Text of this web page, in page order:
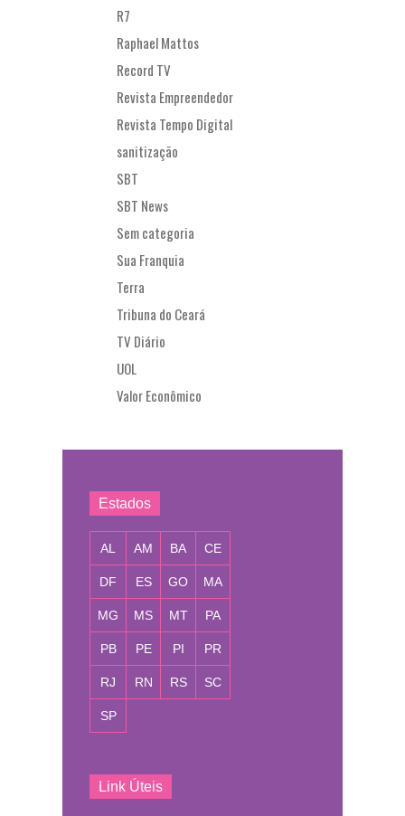
R7
Raphael Mattos
Record TV
Revista Empreendedor
Revista Tempo Digital
sanitização
SBT
SBT News
Sem categoria
Sua Franquia
Terra
Tribuna do Ceará
TV Diário
UOL
Valor Econômico
Estados
AL AM BA CE
DF ES GO MA
MG MS MT PA
PB PE PI PR
RJ RN RS SC
SP
Link Úteis